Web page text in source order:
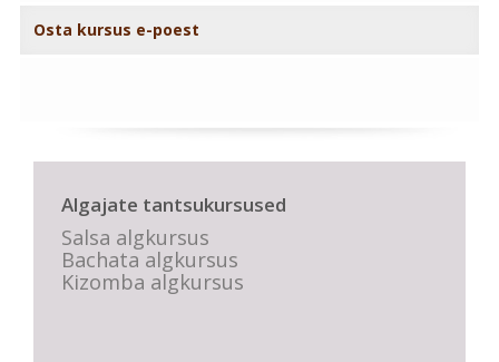
Osta kursus e-poest
Algajate tantsukursused
Salsa algkursus
Bachata algkursus
Kizomba algkursus